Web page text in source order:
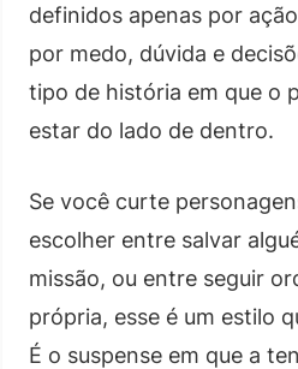
definidos apenas por
por medo, dúvida e
tipo de história em que o
estar do lado de dentro.
Se você curte
escolher entre salvar
missão, ou entre seguir
própria, esse é um estilo
É o suspense em que a